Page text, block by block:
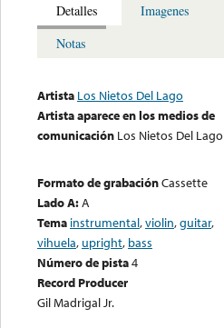
Detalles
Imagenes
Notas
Artista Los Nietos Del Lago
Artista aparece en los medios de
comunicación Los Nietos Del Lago
Formato de grabaciónCassette
Lado A:A
Tema instrumental,violin,guitar,
vihuela, upright, bass
Número de pista4
Record Producer
Gil Madrigal Jr.